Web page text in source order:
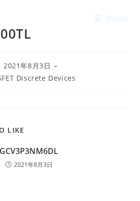
Menu
2021年8月3日
Discrete Devices
LIKE
GCV3P3NM6DL
2021年8月3日